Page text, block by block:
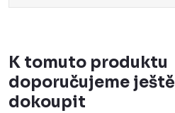
K tomuto produktu
doporučujeme ještě
dokoupit